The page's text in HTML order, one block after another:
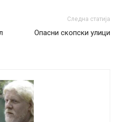
Следна статија
Опасни скопски улици